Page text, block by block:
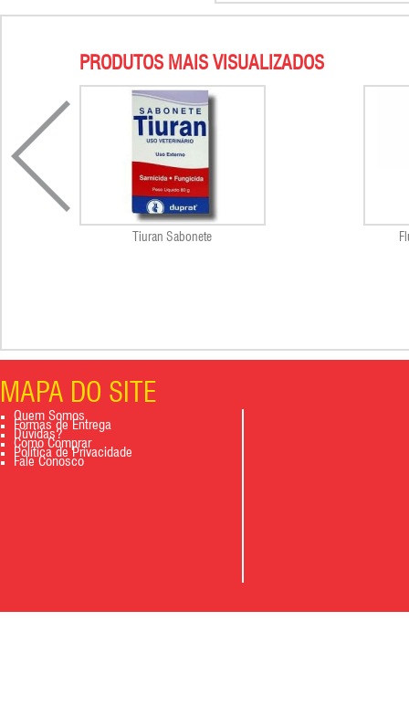
PRODUTOS MAIS VISUALIZADOS
Tiuran Sabonete
MAPA DO SITE
Quem Somos
Formas de Entrega
Dúvidas?
Como Comprar
Política de Privacidade
Fale Conosco